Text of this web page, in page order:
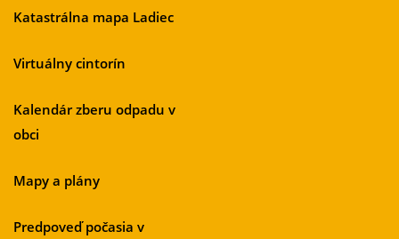
Katastrálna mapa Ladiec
Virtuálny cintorín
Kalendár zberu odpadu v
obci
Mapy a plány
Predpoveď počasia v